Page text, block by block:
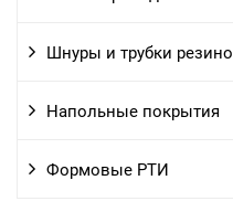
Шнуры и трубки
Напольные покрытия
Формовые РТИ